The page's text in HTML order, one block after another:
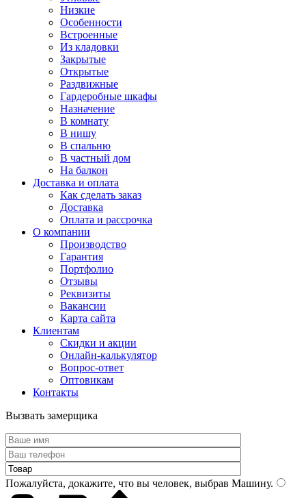
Низкие
Особенности
Встроенные
Из кладовки
Закрытые
Открытые
Раздвижные
Гардеробные шкафы
Назначение
В комнату
В нишу
В спальню
В частный дом
На балкон
Доставка и оплата
Как сделать заказ
Доставка
Оплата и рассрочка
О компании
Производство
Гарантия
Портфолио
Отзывы
Реквизиты
Вакансии
Карта сайта
Клиентам
Скидки и акции
Онлайн-калькулятор
Вопрос-ответ
Оптовикам
Контакты
Вызвать замерщика
Пожалуйста, докажите, что вы человек, выбрав Машину.